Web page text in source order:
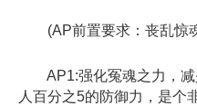
(AP前置要求：丧乱惊
AP1:强化冤魂之力，减
人百分之5的防御力，是个